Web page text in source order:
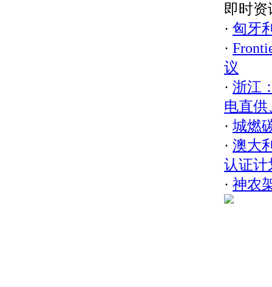
即时资
· 匈牙
·
议
· 浙江
电直供
· 城燃
· 澳大
认证计
· 神农